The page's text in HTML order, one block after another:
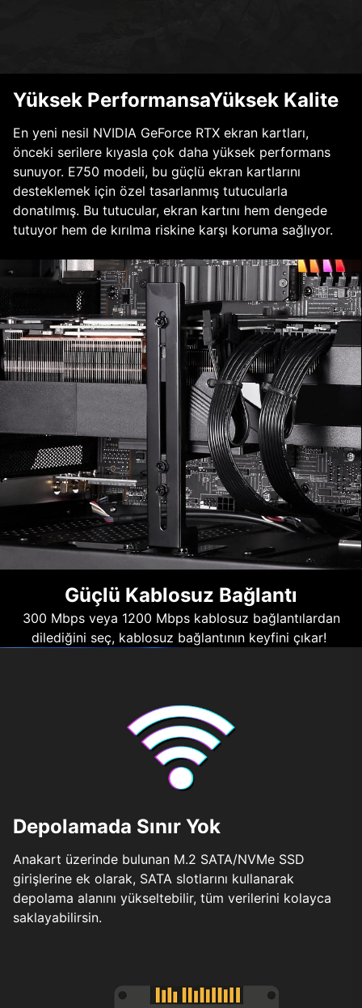
Yüksek PerformansaYüksek Kalite
En yeni nesil NVIDIA GeForce RTX ekran kartları,
önceki serilere kıyasla çok daha yüksek performans
sunuyor. E750 modeli, bu güçlü ekran kartlarını
desteklemek için özel tasarlanmış tutucularla
donatılmış. Bu tutucular, ekran kartını hem dengede
tutuyor hem de kırılma riskine karşı koruma sağlıyor.
Güçlü Kablosuz Bağlantı
300 Mbps veya 1200 Mbps kablosuz bağlantılardan
dilediğini seç, kablosuz bağlantının keyfini çıkar!
Depolamada Sınır Yok
Anakart üzerinde bulunan M.2 SATA/NVMe SSD
girişlerine ek olarak, SATA slotlarını kullanarak
depolama alanını yükseltebilir, tüm verilerini kolayca
saklayabilirsin.